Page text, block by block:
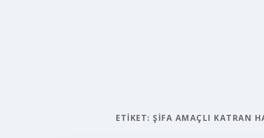
ETIKET:ŞIFA AMAÇLI KATRAN